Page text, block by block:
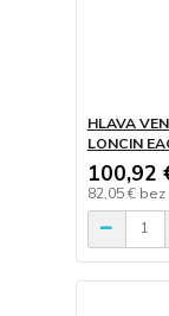
HLAVA
LONCIN
100,92
82,05 € bez